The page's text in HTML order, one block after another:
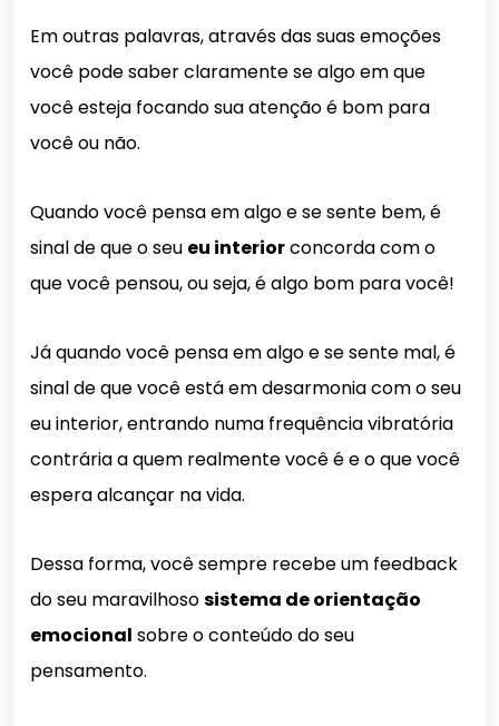
Em outras palavras, através das suas emoções
você pode saber claramente se algo em que
você esteja focando sua atenção é bom para
você ou não.
Quando você pensa em algo e se sente bem, é
sinal de que o seu eu interiorconcorda com o
que você pensou, ou seja, é algo bom para você!
Já quando você pensa em algo e se sente mal, é
sinal de que você está em desarmonia com o seu
eu interior, entrando numa frequência vibratória
contrária a quem realmente você é e o que você
espera alcançar na vida.
Dessa forma, você sempre recebe um feedback
do seu maravilhososistema de orientação
emocional sobre o conteúdo do seu
pensamento.